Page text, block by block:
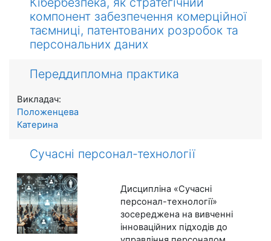
компонент забезпечення комерційної
таємниці, патентованих розробок та
персональних даних
Переддипломна практика
Викладач:
Положенцева
Катерина
Сучасні персонал-технології
Дисципліна «Сучасні
персонал-технології»
зосереджена на вивченні
інноваційних підходів до